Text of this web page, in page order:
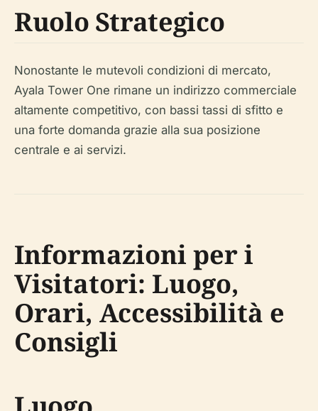
Ruolo Strategico
Nonostante le mutevoli condizioni di mercato,
Ayala Tower One rimane un indirizzo commerciale
altamente competitivo, con bassi tassi di sfitto e
una forte domanda grazie alla sua posizione
centrale e ai servizi.
Informazioni per i
Visitatori: Luogo,
Orari, Accessibilità e
Consigli